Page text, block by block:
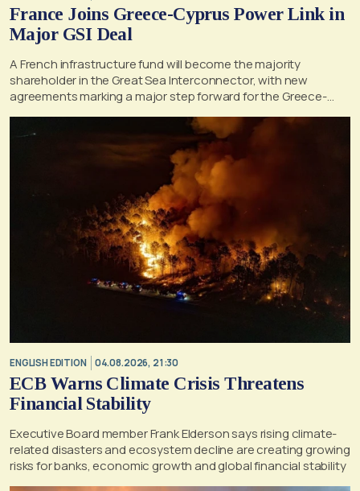
France Joins Greece-Cyprus Power Link in
Major GSI Deal
A French infrastructure fund will become the majority
shareholder in the Great Sea Interconnector, with new
agreements marking a major step forward for the Greece-
Cyprus electricity link
ENGLISH EDITION 04.08.2026, 21:30
ECB Warns Climate Crisis Threatens
Financial Stability
Executive Board member Frank Elderson says rising climate-
related disasters and ecosystem decline are creating growing
risks for banks, economic growth and global financial stability